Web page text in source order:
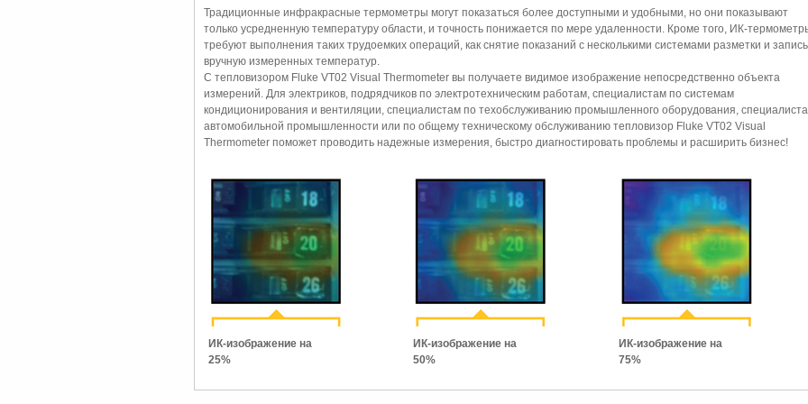
Традиционные инфракрасные термометры могут показаться более доступными и удобными, но они показывают
только усредненную температуру области, и точность понижается по мере удаленности. Кроме того, ИК-
требуют выполнения таких трудоемких операций, как снятие показаний с несколькими системами разметки и запись
вручную измеренных температур.
С тепловизором Fluke VT02 Visual Thermometer вы получаете видимое изображение непосредственно объекта
измерений. Для электриков, подрядчиков по электротехническим работам, специалистам по системам
кондиционирования и вентиляции, специалистам по техобслуживанию промышленного оборудования,
автомобильной промышленности или по общему техническому обслуживанию тепловизор Fluke VT02 Visual
Thermometer поможет проводить надежные измерения, быстро диагностировать проблемы и расширить бизнес!
ИК-изображение на
25%
ИК-изображение на
50%
ИК-изображение на
75%